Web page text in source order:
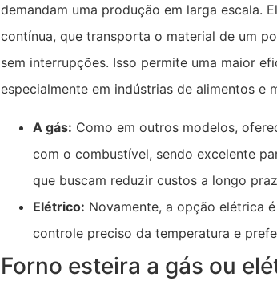
demandam uma produção em larga escala.
contínua, que transporta o material de um
sem interrupções. Isso permite uma maior
especialmente em indústrias de alimentos e
A gás: Como em outros modelos,
com o combustível, sendo excelente
que buscam reduzir custos a longo
Elétrico: Novamente, a opção elétrica
controle preciso da temperatura e
Forno esteira a gás ou